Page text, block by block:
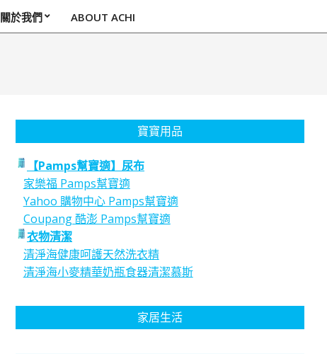
關於我們 ABOUT ACHI
寶寶用品
【Pamps幫寶適】尿布
家樂福 Pamps幫寶適
Yahoo 購物中心 Pamps幫寶適
Coupang 酷澎 Pamps幫寶適
衣物清潔
清淨海健康呵護天然洗衣精
清淨海小麥精華奶瓶食器清潔慕斯
家居生活